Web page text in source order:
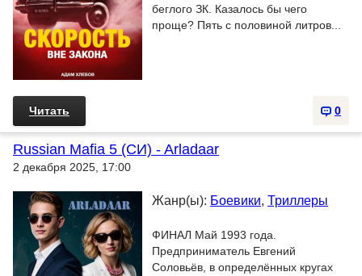
беглого ЗК. Казалось бы чего
проще? Пять с половиной литров...
0
Читать
Russian Mafia 5 (СИ) - Arladaar
2 декабря 2025, 17:00
Жанр(ы): Боевики, Триллеры
ФИНАЛ Май 1993 года.
Предприниматель Евгений
Соловьёв, в определённых кругах